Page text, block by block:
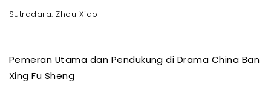
Sutradara: Zhou Xiao
Pemeran Utama dan Pendukung di Drama China Ban
Xing Fu Sheng